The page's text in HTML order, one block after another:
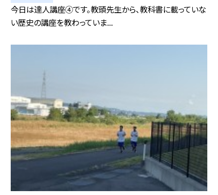
今日は達人講座④です。教頭先生から、教科書に載っていな
い歴史の講座を教わっていま...